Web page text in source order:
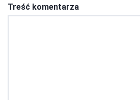
Treść komentarza